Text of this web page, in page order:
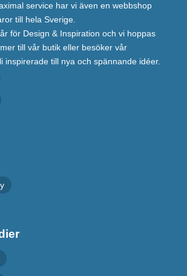
service har vi även en webbshop
till hela Sverige.
för Design & Inspiration och vi hoppas
till vår butik eller besöker vår
inspirerade till nya och spännande idéer.